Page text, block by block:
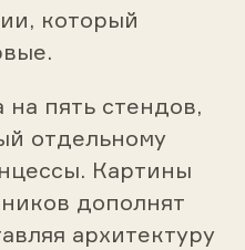
который
на пять стендов,
отдельному
Картины
дополнят
архитектуру